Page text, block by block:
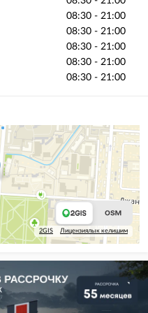
08:30 - 21:00
08:30 - 21:00
08:30 - 21:00
08:30 - 21:00
08:30 - 21:00
2GIS Лицензиялык келишим